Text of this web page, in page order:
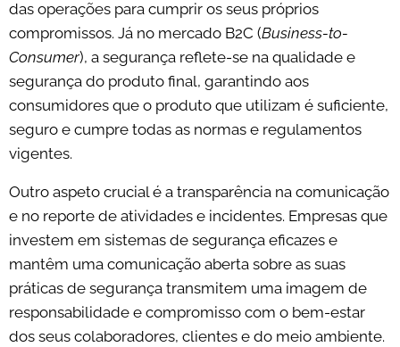
das operações para cumprir os seus próprios
compromissos. Já no mercado B2C (Business-to-
Consumer), a segurança reflete-se na qualidade e
segurança do produto final, garantindo aos
consumidores que o produto que utilizam é suficiente,
seguro e cumpre todas as normas e regulamentos
vigentes.
Outro aspeto crucial é a transparência na comunicação
e no reporte de atividades e incidentes. Empresas que
investem em sistemas de segurança eficazes e
mantêm uma comunicação aberta sobre as suas
práticas de segurança transmitem uma imagem de
responsabilidade e compromisso com o bem-estar
dos seus colaboradores, clientes e do meio ambiente.